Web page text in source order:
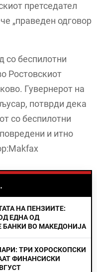
претседател
„праведен одговор
со беспилотни
Ростовскиот
Гувернерот на
потврди дека
со беспилотни
и итно
НА ПЕНЗИИТЕ:
ЕДНА ОД
БАНКИ ВО МАКЕДОНИЈА
ТРИ ХОРОСКОПСКИ
ФИНАНСИСКИ